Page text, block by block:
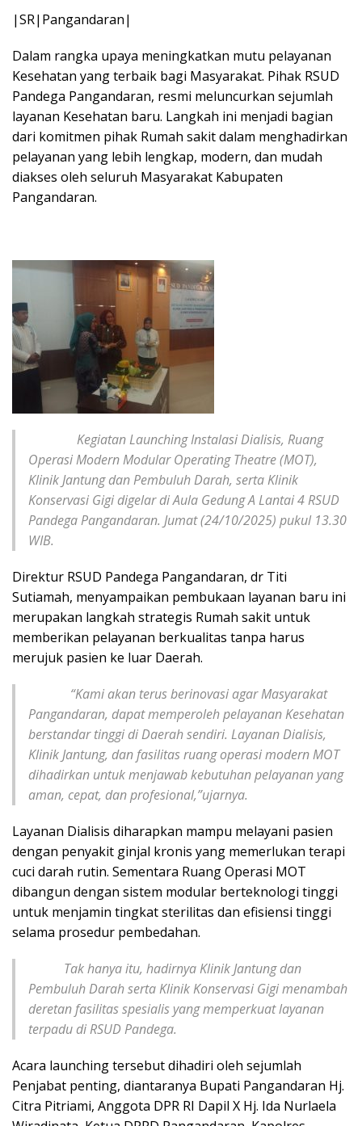
|SR|Pangandaran|
Dalam rangka upaya meningkatkan mutu pelayanan
Kesehatan yang terbaik bagi Masyarakat. Pihak RSUD
Pandega Pangandaran, resmi meluncurkan sejumlah
layanan Kesehatan baru. Langkah ini menjadi bagian
dari komitmen pihak Rumah sakit dalam menghadirkan
pelayanan yang lebih lengkap, modern, dan mudah
diakses oleh seluruh Masyarakat Kabupaten
Pangandaran.
Kegiatan Launching Instalasi Dialisis, Ruang
Operasi Modern Modular Operating Theatre (MOT),
Klinik Jantung dan Pembuluh Darah, serta Klinik
Konservasi Gigi digelar di Aula Gedung A Lantai 4 RSUD
Pandega Pangandaran. Jumat (24/10/2025) pukul 13.30
WIB.
Direktur RSUD Pandega Pangandaran, dr Titi
Sutiamah, menyampaikan pembukaan layanan baru ini
merupakan langkah strategis Rumah sakit untuk
memberikan pelayanan berkualitas tanpa harus
merujuk pasien ke luar Daerah.
“Kami akan terus berinovasi agar Masyarakat
Pangandaran, dapat memperoleh pelayanan Kesehatan
berstandar tinggi di Daerah sendiri. Layanan Dialisis,
Klinik Jantung, dan fasilitas ruang operasi modern MOT
dihadirkan untuk menjawab kebutuhan pelayanan yang
aman, cepat, dan profesional,”ujarnya.
Layanan Dialisis diharapkan mampu melayani pasien
dengan penyakit ginjal kronis yang memerlukan terapi
cuci darah rutin. Sementara Ruang Operasi MOT
dibangun dengan sistem modular berteknologi tinggi
untuk menjamin tingkat sterilitas dan efisiensi tinggi
selama prosedur pembedahan.
Tak hanya itu, hadirnya Klinik Jantung dan
Pembuluh Darah serta Klinik Konservasi Gigi menambah
deretan fasilitas spesialis yang memperkuat layanan
terpadu di RSUD Pandega.
Acara launching tersebut dihadiri oleh sejumlah
Penjabat penting, diantaranya Bupati Pangandaran Hj.
Citra Pitriami, Anggota DPR RI Dapil X Hj. Ida Nurlaela